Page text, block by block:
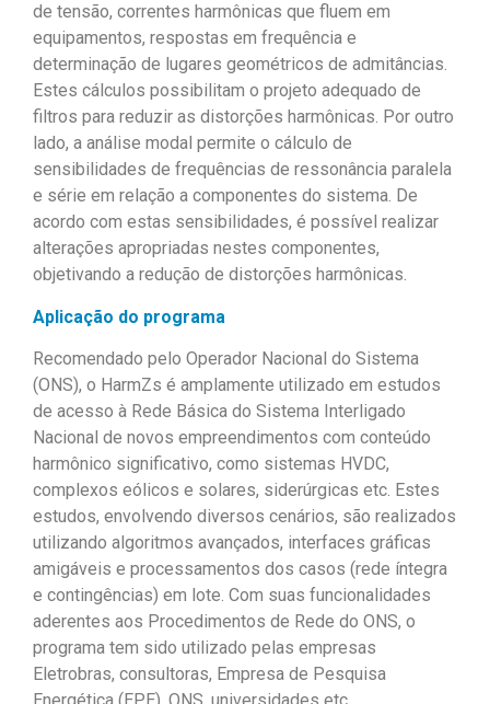
de tensão, correntes harmônicas que fluem em
equipamentos, respostas em frequência e
determinação de lugares geométricos de admitâncias.
Estes cálculos possibilitam o projeto adequado de
filtros para reduzir as distorções harmônicas. Por outro
lado, a análise modal permite o cálculo de
sensibilidades de frequências de ressonância paralela
e série em relação a componentes do sistema. De
acordo com estas sensibilidades, é possível realizar
alterações apropriadas nestes componentes,
objetivando a redução de distorções harmônicas.
Aplicação do programa
Recomendado pelo Operador Nacional do Sistema
(ONS), o HarmZs é amplamente utilizado em estudos
de acesso à Rede Básica do Sistema Interligado
Nacional de novos empreendimentos com conteúdo
harmônico significativo, como sistemas HVDC,
complexos eólicos e solares, siderúrgicas etc. Estes
estudos, envolvendo diversos cenários, são realizados
utilizando algoritmos avançados, interfaces gráficas
amigáveis e processamentos dos casos (rede íntegra
e contingências) em lote. Com suas funcionalidades
aderentes aos Procedimentos de Rede do ONS, o
programa tem sido utilizado pelas empresas
Eletrobras, consultoras, Empresa de Pesquisa